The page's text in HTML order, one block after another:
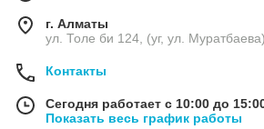
г. Алматы
ул. Толе би 124, (уг, ул.
Контакты
Сегодня работает с 10:00 до
Показать весь график работы